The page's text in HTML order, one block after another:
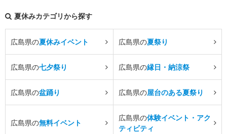
夏休みカテゴリから探す
広島県の夏休みイベント 広島県の夏祭り
広島県の七夕祭り 広島県の縁日・納涼祭
広島県の盆踊り 広島県の屋台のある夏祭り
広島県の無料イベント
広島県の体験イベント・アク
ティビティ